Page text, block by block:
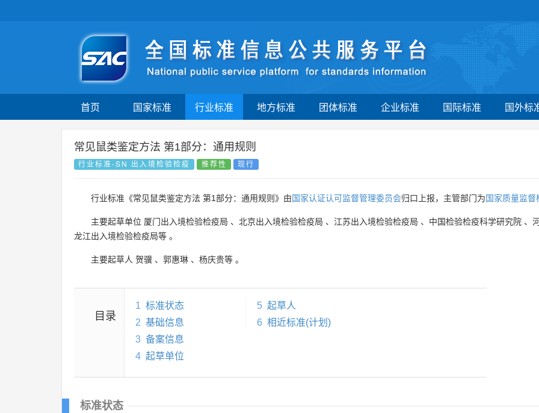
首页 国家标准 行业标准 地方标准 团体标准 企业标准 国际标准 国外标
常见鼠类鉴定方法 第1部分：通用规则
行业标准-SN 出入境检验检疫 推荐性 现行
行业标准《常见鼠类鉴定方法 第1部分：通用规则》由国家认证认可监督管理委员会归口上报，主管部门为国家质量监
主要起草单位 厦门出入境检验检疫局 、 北京出入境检验检疫局 、 江苏出入境检验检疫局 、 中国检验检疫科学研究院 、
龙江出入境检验检疫局等 。
主要起草人 贺骥 、 郭惠琳 、 杨庆贵等 。
目录
1 标准状态
2 基础信息
3 备案信息
4 起草单位
5 起草人
6 相近标准(计划)
标准状态